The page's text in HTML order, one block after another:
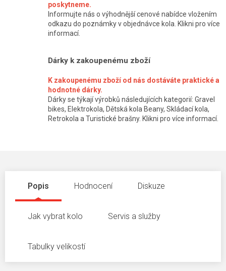
poskytneme.
Informujte nás o výhodnější cenové nabídce vložením
odkazu do poznámky v objednávce kola. Klikni pro více
informací.
Dárky k zakoupenému zboží
K zakoupenému zboží od nás dostáváte praktické a
hodnotné dárky.
Dárky se týkají výrobků následujících kategorií: Gravel
bikes, Elektrokola, Dětská kola Beany, Skládací kola,
Retrokola a Turistické brašny. Klikni pro více informací.
Popis Hodnocení Diskuze
Jak vybrat kolo Servis a služby
Tabulky velikostí